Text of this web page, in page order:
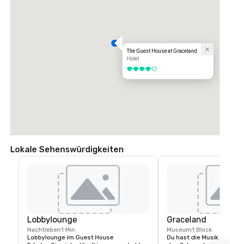
The Guest House at Graceland
Hotel
4 von 5
Lokale Sehenswürdigkeiten
Lobbylounge
Nachtleben1 Min
Lobbylounge im Guest House
Graceland
Museum1 Block
Du hast die Musik